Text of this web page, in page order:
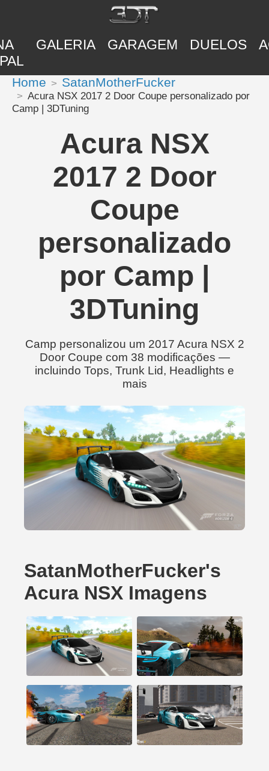
GALERIA GARAGEM DUELOS
Home SatanMotherFucker
Acura NSX 2017 2 Door Coupe personalizado por
Camp | 3DTuning
Acura NSX
2017 2 Door
Coupe
personalizado
por Camp |
3DTuning
Camp personalizou um 2017 Acura NSX 2
Door Coupe com 38 modificações —
incluindo Tops, Trunk Lid, Headlights e
mais
SatanMotherFucker's
Acura NSX Imagens